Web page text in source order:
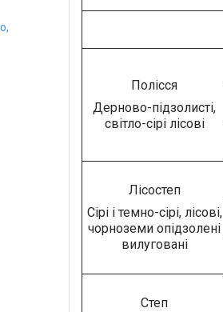
Полісся
Дерново-підзолисті,
світло-сірі лісові
Лісостеп
Сірі і темно-сірі, лісові,
чорноземи опідзолені
вилуговані
Степ